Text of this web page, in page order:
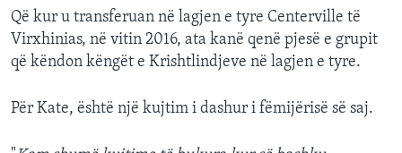
Që kur u transferuan në lagjen e tyre Centerville të
Virxhinias, në vitin 2016, ata kanë qenë pjesë e grupit
që këndon këngët e Krishtlindjeve në lagjen e tyre.
Për Kate, është një kujtim i dashur i fëmijërisë së saj.